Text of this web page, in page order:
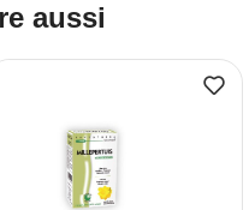
aussi